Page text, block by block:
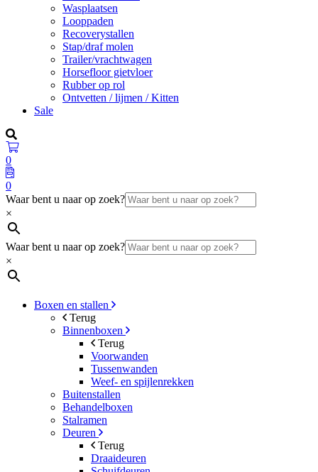
Wasplaatsen
Looppaden
Recoverystallen
Stap/draf molen
Trailer/vrachtwagen
Horsefloor gietvloer
Rubber op rol
Ontvetten / lijmen / Kitten
Sale
0
0
Waar bent u naar op zoek?
×
Waar bent u naar op zoek?
×
Boxen en stallen
Terug
Binnenboxen
Terug
Voorwanden
Tussenwanden
Weef- en spijlenrekken
Buitenstallen
Behandelboxen
Stalramen
Deuren
Terug
Draaideuren